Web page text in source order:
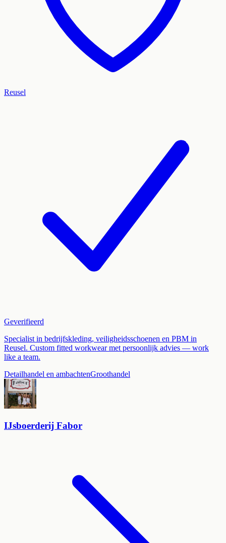
Reusel
Geverifieerd
Specialist in bedrijfskleding, veiligheidsschoenen en PBM in
Reusel. Custom fitted workwear met persoonlijk advies — work
like a team.
Detailhandel en ambachtenGroothandel
IJsboerderij Fabor